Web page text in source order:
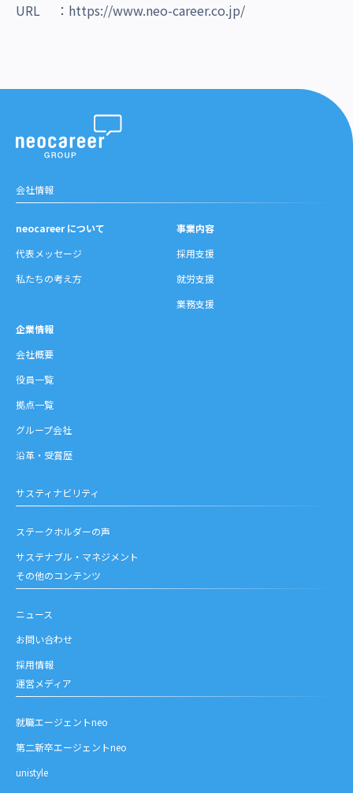
URL ： https://www.neo-career.co.jp/
会社情報
neocareer について
代表メッセージ
私たちの考え方
事業内容
採用支援
就労支援
業務支援
企業情報
会社概要
役員一覧
拠点一覧
グループ会社
沿革・受賞歴
サスティナビリティ
ステークホルダーの声
サステナブル・マネジメント
その他のコンテンツ
ニュース
お問い合わせ
採用情報
運営メディア
就職エージェントneo
第二新卒エージェントneo
unistyle